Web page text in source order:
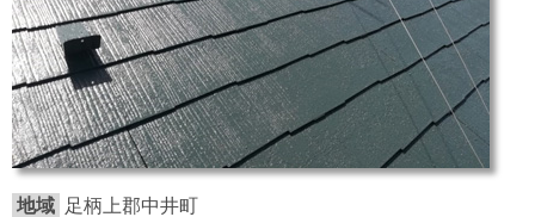
地域 足柄上郡中井町